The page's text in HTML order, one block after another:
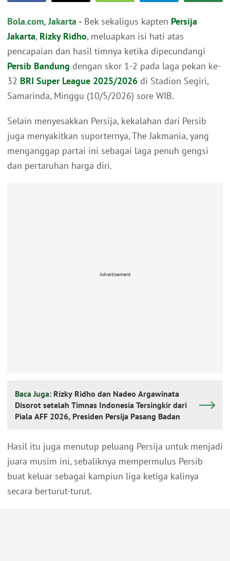
Bola.com, Jakarta - Bek sekaligus kapten Persija
Jakarta, Rizky Ridho, meluapkan isi hati atas
pencapaian dan hasil timnya ketika dipecundangi
Persib Bandung dengan skor 1-2 pada laga pekan ke-
32 BRI Super League 2025/2026 di Stadion Segiri,
Samarinda, Minggu (10/5/2026) sore WIB.
Selain menyesakkan Persija, kekalahan dari Persib
juga menyakitkan suporternya, The Jakmania, yang
menganggap partai ini sebagai laga penuh gengsi
dan pertaruhan harga diri.
Advertisement
Baca Juga: Rizky Ridho dan Nadeo Argawinata
Disorot setelah Timnas Indonesia Tersingkir dari
Piala AFF 2026, Presiden Persija Pasang Badan
Hasil itu juga menutup peluang Persija untuk menjadi
juara musim ini, sebaliknya mempermulus Persib
buat keluar sebagai kampiun liga ketiga kalinya
secara berturut-turut.